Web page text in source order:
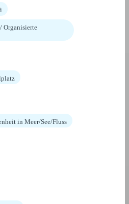
Organisierte
in Meer/See/Fluss